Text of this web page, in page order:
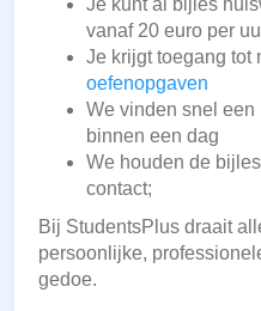
Je kunt al bijles
vanaf 20 euro per
Je krijgt toegang tot
oefenopgaven
We vinden snel een
binnen een dag
We houden de
contact;
Bij StudentsPlus draait
persoonlijke,
gedoe.